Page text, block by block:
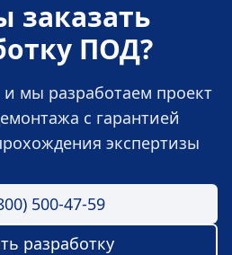
заказать
ПОД?
мы разработаем проект
с гарантией
экспертизы
500-47-59
разработку